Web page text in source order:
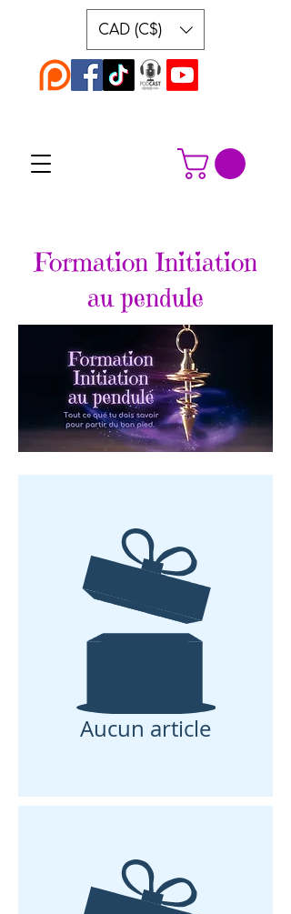
CAD (C$)
Formation Initiation
au pendule
Aucun article